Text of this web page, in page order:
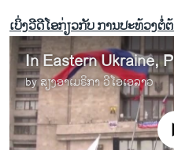
ເບິ່ງວີດີໂອກ່ຽວກັບ ການປະທ້ວງຕໍ່
byສຽງອາເມຣິກາ ວີໂອເອລາວ
No media